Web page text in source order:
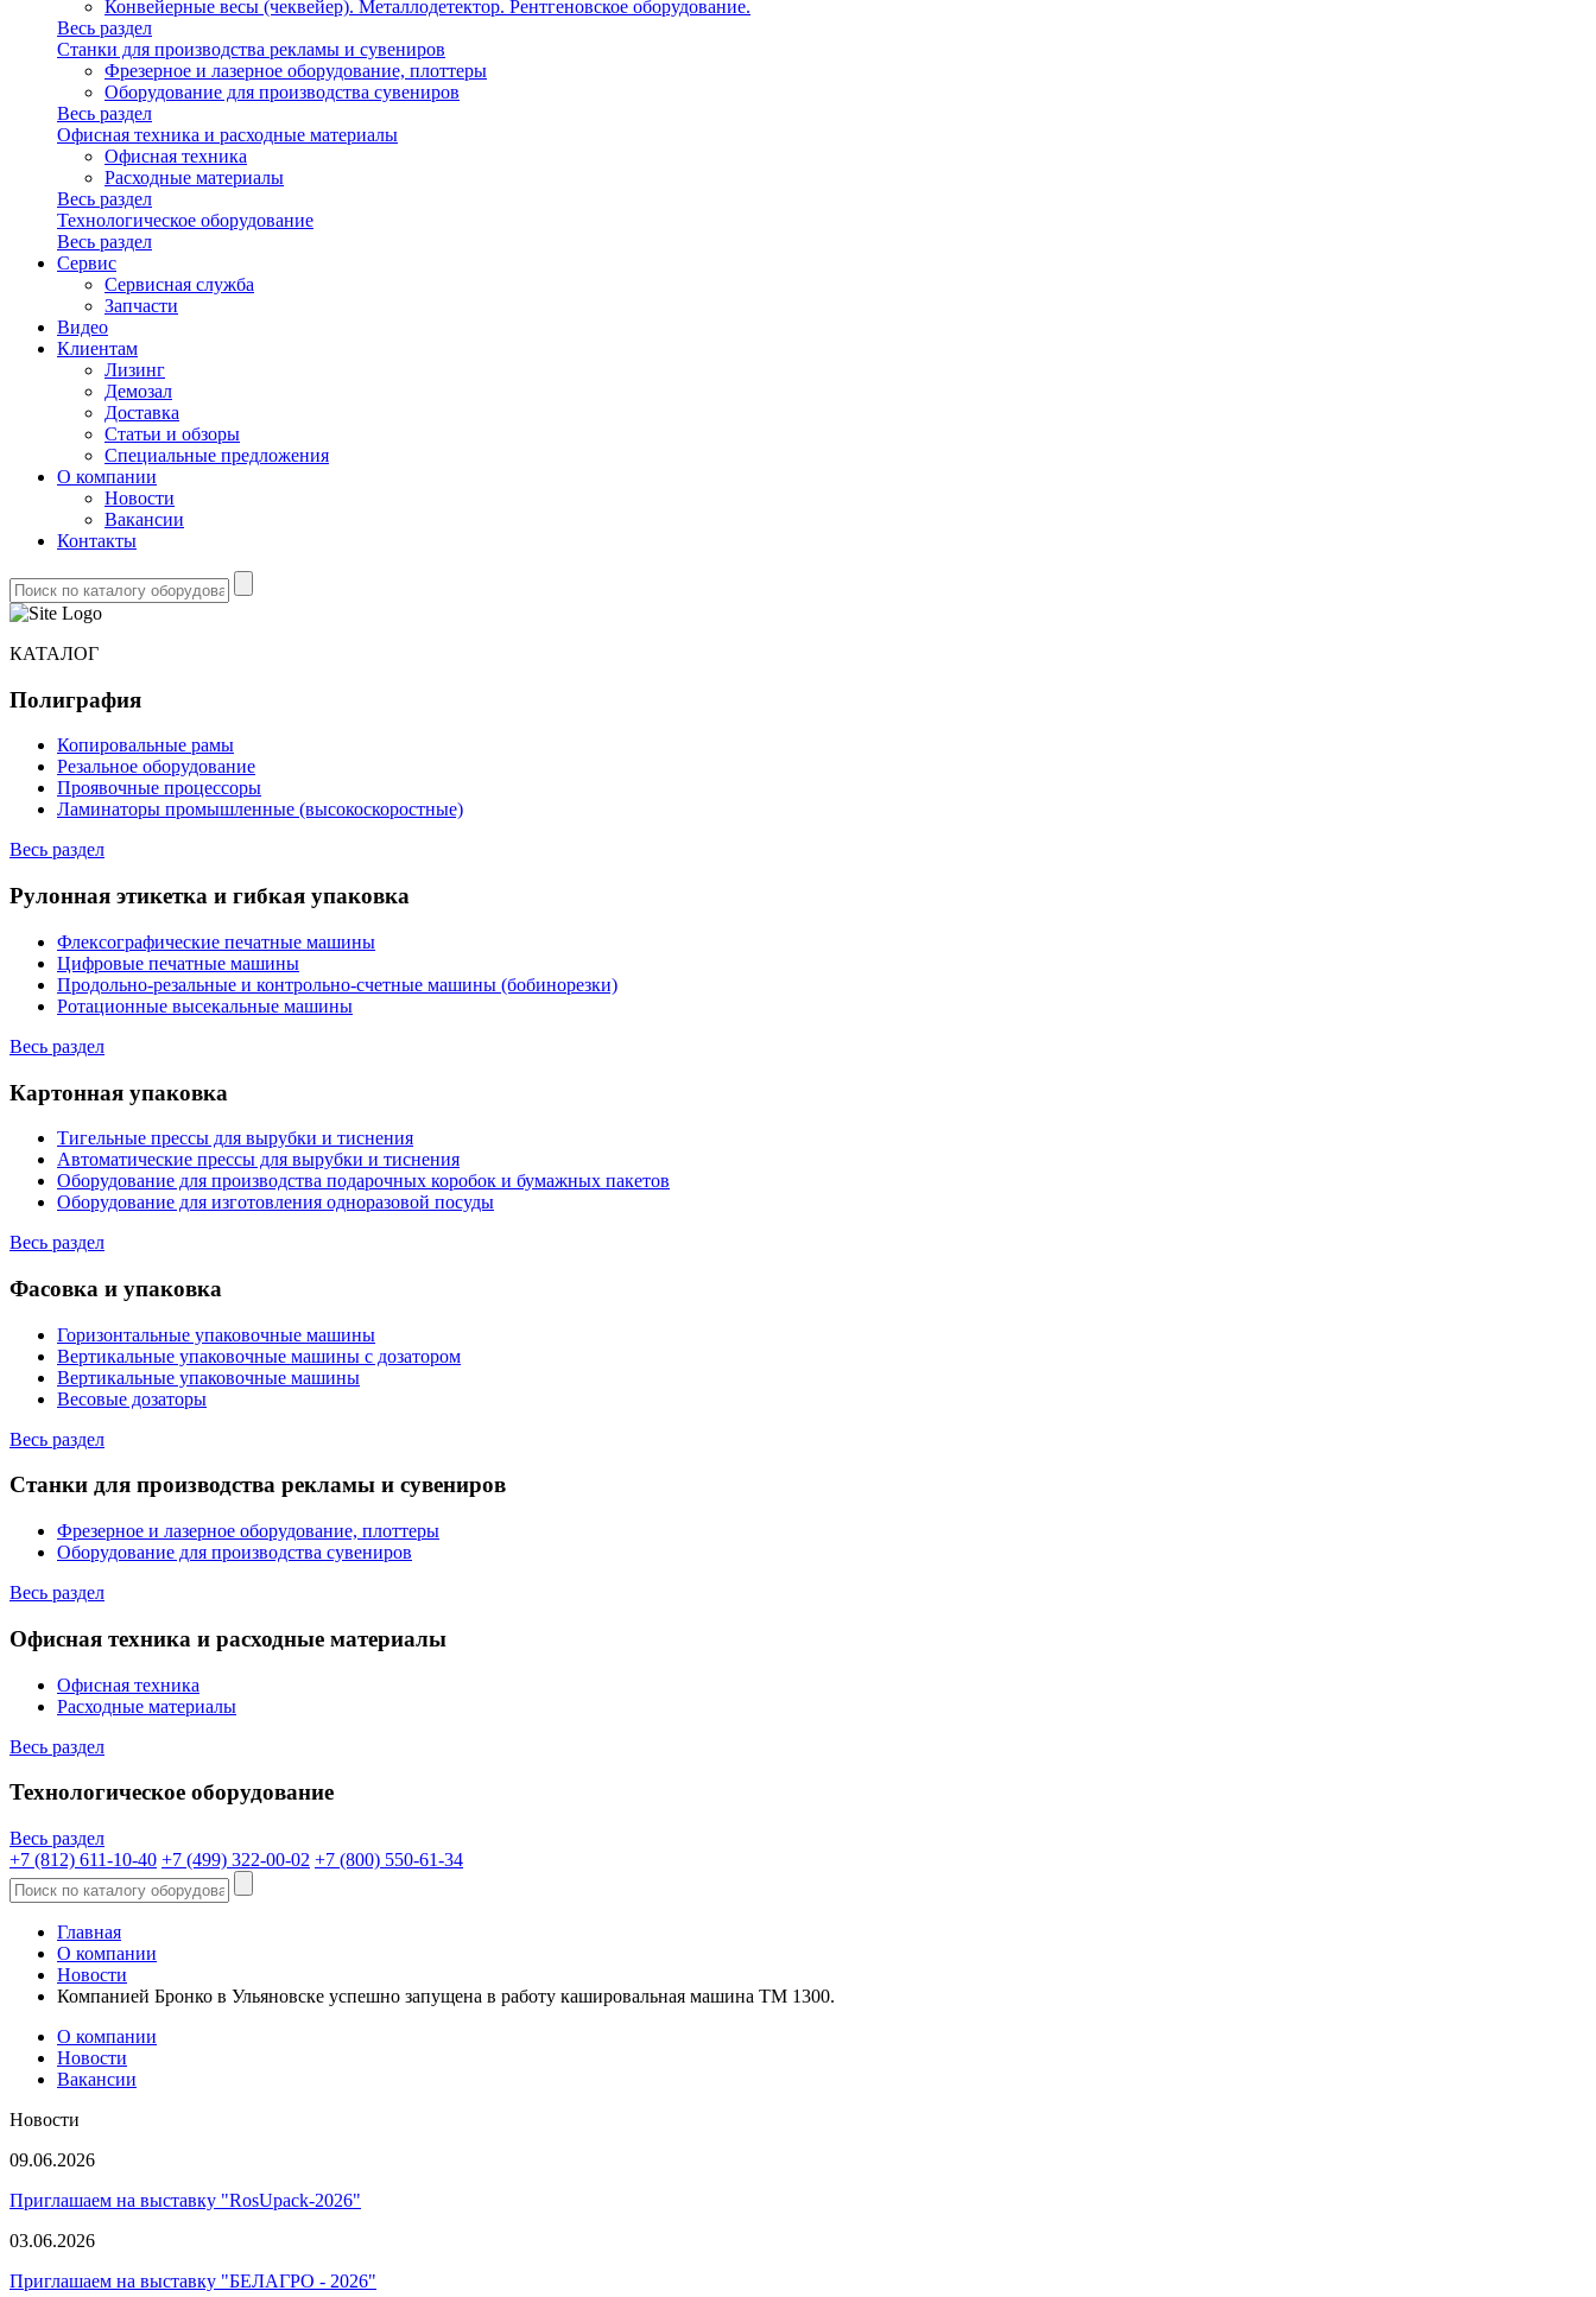
Конвейерные весы (чеквейер). Металлодетектор. Рентгеновское оборудование.
Весь раздел
Станки для производства рекламы и сувениров
Фрезерное и лазерное оборудование, плоттеры
Оборудование для производства сувениров
Весь раздел
Офисная техника и расходные материалы
Офисная техника
Расходные материалы
Весь раздел
Технологическое оборудование
Весь раздел
Сервис
Сервисная служба
Запчасти
Видео
Клиентам
Лизинг
Демозал
Доставка
Статьи и обзоры
Специальные предложения
О компании
Новости
Вакансии
Контакты
КАТАЛОГ
Полиграфия
Копировальные рамы
Резальное оборудование
Проявочные процессоры
Ламинаторы промышленные (высокоскоростные)
Весь раздел
Рулонная этикетка и гибкая упаковка
Флексографические печатные машины
Цифровые печатные машины
Продольно-резальные и контрольно-счетные машины (бобинорезки)
Ротационные высекальные машины
Весь раздел
Картонная упаковка
Тигельные прессы для вырубки и тиснения
Автоматические прессы для вырубки и тиснения
Оборудование для производства подарочных коробок и бумажных пакетов
Оборудование для изготовления одноразовой посуды
Весь раздел
Фасовка и упаковка
Горизонтальные упаковочные машины
Вертикальные упаковочные машины с дозатором
Вертикальные упаковочные машины
Весовые дозаторы
Весь раздел
Станки для производства рекламы и сувениров
Фрезерное и лазерное оборудование, плоттеры
Оборудование для производства сувениров
Весь раздел
Офисная техника и расходные материалы
Офисная техника
Расходные материалы
Весь раздел
Технологическое оборудование
Весь раздел
+7 (812) 611-10-40 +7 (499) 322-00-02 +7 (800) 550-61-34
Главная
О компании
Новости
Компанией Бронко в Ульяновске успешно запущена в работу кашировальная машина TM 1300.
О компании
Новости
Вакансии
Новости
09.06.2026
Приглашаем на выставку "RosUpack-2026"
03.06.2026
Приглашаем на выставку "БЕЛАГРО - 2026"